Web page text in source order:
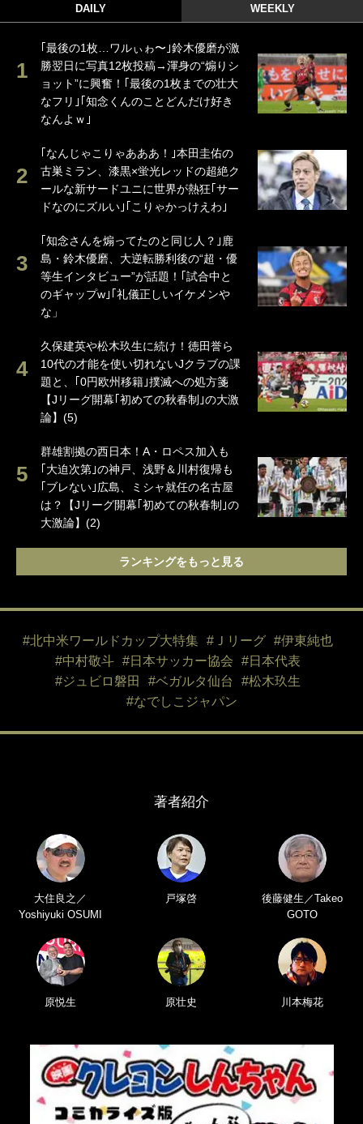
DAILY WEEKLY
｢最後の1枚…ワルぃゎ〜｣鈴木優磨が激
勝翌日に写真12枚投稿→渾身の“煽りシ
ョット”に興奮！｢最後の1枚までの壮大
なフリ｣｢知念くんのことどんだけ好き
なんよｗ｣
｢なんじゃこりゃあああ！｣本田圭佑の
古巣ミラン、漆黒×蛍光レッドの超絶ク
ールな新サードユニに世界が熱狂｢サー
ドなのにズルい｣｢こりゃかっけえわ｣
｢知念さんを煽ってたのと同じ人？｣鹿
島・鈴木優磨、大逆転勝利後の“超・優
等生インタビュー”が話題！｢試合中と
のギャップw｣｢礼儀正しいイケメンや
な」
久保建英や松木玖生に続け！徳田誉ら
10代の才能を使い切れないJクラブの課
題と、｢0円欧州移籍｣撲滅への処方箋
【Jリーグ開幕｢初めての秋春制｣の大激
論】(5)
群雄割拠の西日本！A・ロペス加入も
｢大迫次第｣の神戸、浅野＆川村復帰も
｢ブレない｣広島、ミシャ就任の名古屋
は？【Jリーグ開幕｢初めての秋春制｣の
大激論】(2)
ランキングをもっと見る
#北中米ワールドカップ大特集 #Ｊリーグ
#伊東純也
#中村敬斗
#日本サッカー協会
#日本代表
#ジュビロ磐田
#ベガルタ仙台
#松木玖生
#なでしこジャパン
著者紹介
大住良之／
Yoshiyuki OSUMI
戸塚啓
後藤健生／Takeo
GOTO
原悦生 原壮史 川本梅花